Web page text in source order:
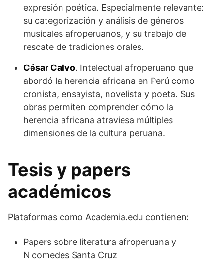
expresión poética. Especialmente relevante:
su categorización y análisis de géneros
musicales afroperuanos, y su trabajo de
rescate de tradiciones orales.
César Calvo. Intelectual afroperuano que
abordó la herencia africana en Perú como
cronista, ensayista, novelista y poeta. Sus
obras permiten comprender cómo la
herencia africana atraviesa múltiples
dimensiones de la cultura peruana.
Tesis y papers
académicos
Plataformas como Academia.edu contienen:
Papers sobre literatura afroperuana y
Nicomedes Santa Cruz